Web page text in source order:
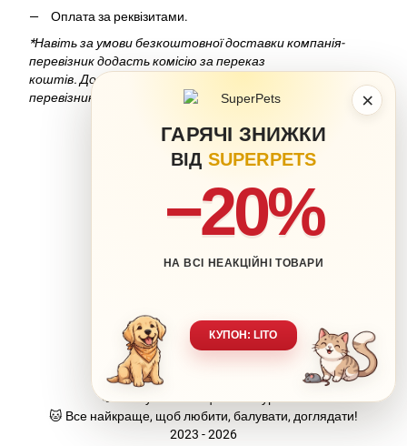
×
ГАРЯЧІ ЗНИЖКИ
ВІД SUPERPETS
−20%
НА ВСІ НЕАКЦІЙНІ ТОВАРИ
КУПОН: LITO
Оплата за реквізитами.
*Навіть за умови безкоштовної доставки компанія-
перевізник додасть комісію за переказ
коштів. Докладніше можна дізнатися на сайті компанії-
перевізника.
063 217-20-99 066 707-11-17
Повна версія сайту
🐶 Ваш улюбленець-наша турбота.
🐱 Все найкраще, щоб любити, балувати, доглядати!
2023 - 2026